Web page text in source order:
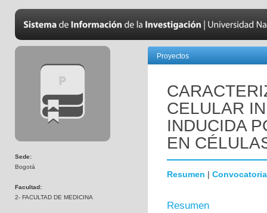
Sede:
Bogotá
Facultad:
2- FACULTAD DE MEDICINA
Proyectos
CELULAR
INDUCIDA
EN
Resumen | Convocatoria
Resumen